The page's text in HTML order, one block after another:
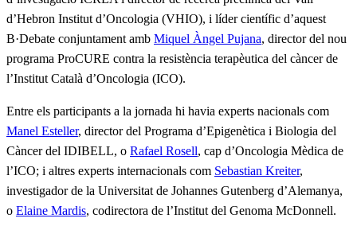
d’Hebron Institut d’Oncologia (VHIO), i líder científic d’aquest
B·Debate conjuntament amb Miquel Àngel Pujana, director del nou
programa ProCURE contra la resistència terapèutica del càncer de
l’Institut Català d’Oncologia (ICO).
Entre els participants a la jornada hi havia experts nacionals com
Manel Esteller, director del Programa d’Epigenètica i Biologia del
Càncer del IDIBELL, o Rafael Rosell, cap d’Oncologia Mèdica de
l’ICO; i altres experts internacionals com Sebastian Kreiter,
investigador de la Universitat de Johannes Gutenberg d’Alemanya,
o Elaine Mardis, codirectora de l’Institut del Genoma McDonnell.